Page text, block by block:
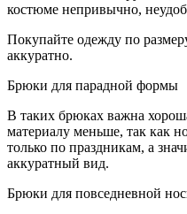
костюме непривычно,
Покупайте одежду по
аккуратно.
Брюки для парадной формы
В таких брюках важна
материалу меньше, так как
только по праздникам, а
аккуратный вид.
Брюки для повседневной